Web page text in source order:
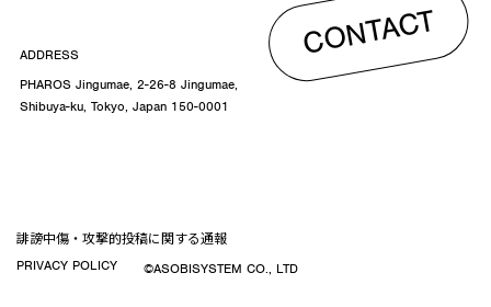
CONTACT
ADDRESS
PHAROS Jingumae, 2-26-8 Jingumae,
Shibuya-ku, Tokyo, Japan 150-0001
誹謗中傷・攻撃的投稿に関する通報
PRIVACY POLICY
©ASOBISYSTEM CO., LTD